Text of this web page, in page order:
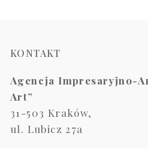
KONTAKT
Agencja Impresaryjno-
Art”
31-503 Kraków,
ul. Lubicz 27a